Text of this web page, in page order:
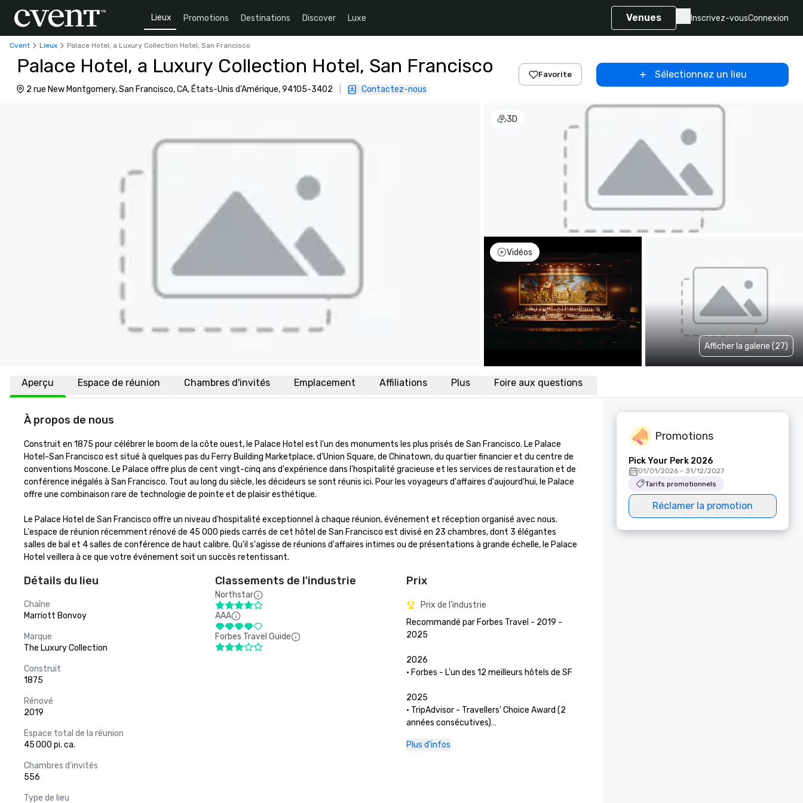
Lieux Promotions Destinations Discover Luxe Venues Inscrivez-vousConnexion
Cvent Lieux Palace Hotel, a Luxury Collection Hotel, San Francisco
Palace Hotel, a Luxury Collection Hotel, San Francisco
2 rue New Montgomery, San Francisco, CA, États-Unis d'Amérique, 94105-3402 Contactez-nous
Favorite Sélectionnez un lieu
3D
Vidéos
Afficher la galerie (27)
Aperçu Espace de réunion Chambres d'invités Emplacement Affiliations Plus Foire aux questions
À propos de nous
Construit en 1875 pour célébrer le boom de la côte ouest, le Palace Hotel est l'un des monuments les plus prisés de San Francisco. Le Palace
Hotel-San Francisco est situé à quelques pas du Ferry Building Marketplace, d'Union Square, de Chinatown, du quartier financier et du centre de
conventions Moscone. Le Palace offre plus de cent vingt-cinq ans d'expérience dans l'hospitalité gracieuse et les services de restauration et de
conférence inégalés à San Francisco. Tout au long du siècle, les décideurs se sont réunis ici. Pour les voyageurs d'affaires d'aujourd'hui, le Palace
offre une combinaison rare de technologie de pointe et de plaisir esthétique.
Le Palace Hotel de San Francisco offre un niveau d'hospitalité exceptionnel à chaque réunion, événement et réception organisé avec nous.
L'espace de réunion récemment rénové de 45 000 pieds carrés de cet hôtel de San Francisco est divisé en 23 chambres, dont 3 élégantes
salles de bal et 4 salles de conférence de haut calibre. Qu'il s'agisse de réunions d'affaires intimes ou de présentations à grande échelle, le Palace
Hotel veillera à ce que votre événement soit un succès retentissant.
Détails du lieu
Chaîne
Marriott Bonvoy
Marque
The Luxury Collection
Construit
1875
Rénové
2019
Espace total de la réunion
45 000 pi. ca.
Chambres d'invités
556
Type de lieu
Classements de l'industrie
Northstar
AAA
Forbes Travel Guide
Prix
Prix de l'industrie
Recommandé par Forbes Travel - 2019 -
2025
2026
• Forbes - L'un des 12 meilleurs hôtels de SF
2025
• TripAdvisor - Travellers' Choice Award (2
années consécutives)
et le Garden Court ont été reconnus comme
Plus d'infos
Promotions
Pick Your Perk 2026
01/01/2026 - 31/12/2027
Tarifs promotionnels
Réclamer la promotion